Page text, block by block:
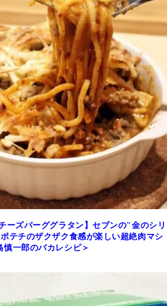
ーズバーググラタン】セブンの"金のシリ
テチのザクザク食感が楽しい超絶肉マシ
慎一郎のバカレシピ＞